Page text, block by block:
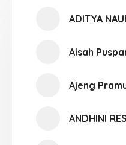
ADITYA
Aisah
Ajeng
ANDHINI